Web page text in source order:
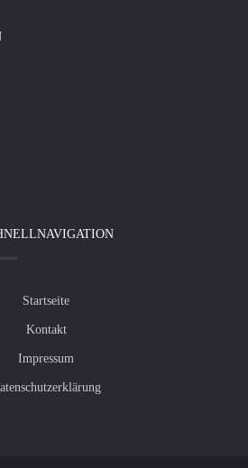
Startseite
Kontakt
Impressum